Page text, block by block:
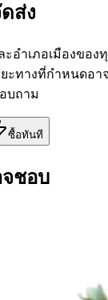
ส่ง
ะอำเภอเมืองขอ
ะทางที่กำหนดอา
บถาม
ซื้อทันที
ชอบ